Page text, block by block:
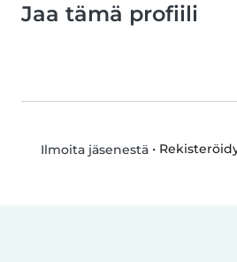
Jaa tämä profiili
Ilmoita jäsenestä•